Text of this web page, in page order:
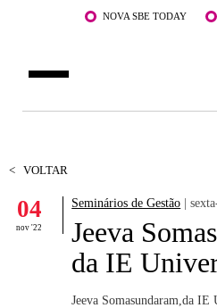
Saltar para o conteúdo principalNOVA SBE TODAY
DOCENTES E INVESTIGAÇÃO
COMUNIDADE
< VOLTAR
04
nov '22
Seminários de Gestão |
Jeeva
da IE
Jeeva Somasundaram,da